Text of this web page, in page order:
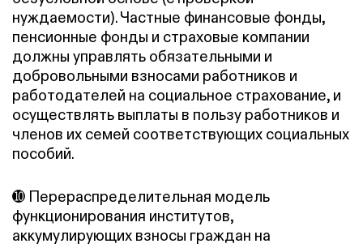
нуждаемости). Частные финансовые фонды,
пенсионные фонды и страховые компании
должны управлять обязательными и
добровольными взносами работников и
работодателей на социальное страхование, и
осуществлять выплаты в пользу работников и
членов их семей соответствующих социальных
пособий.
➓ Перераспределительная модель
функционирования институтов,
аккумулирующих взносы граждан на